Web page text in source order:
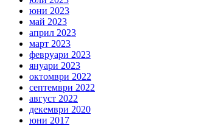
юни 2023
май 2023
април 2023
март 2023
февруари 2023
януари 2023
октомври 2022
септември 2022
август 2022
декември 2020
юни 2017